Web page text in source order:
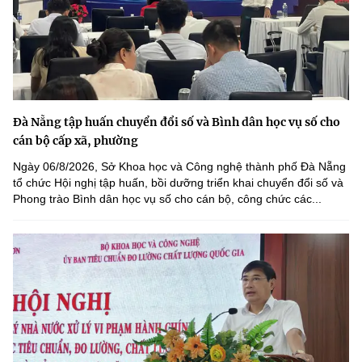
Đà Nẵng tập huấn chuyển đổi số và Bình dân học vụ số cho
cán bộ cấp xã, phường
Ngày 06/8/2026, Sở Khoa học và Công nghệ thành phố Đà Nẵng
tổ chức Hội nghị tập huấn, bồi dưỡng triển khai chuyển đổi số và
Phong trào Bình dân học vụ số cho cán bộ, công chức các...